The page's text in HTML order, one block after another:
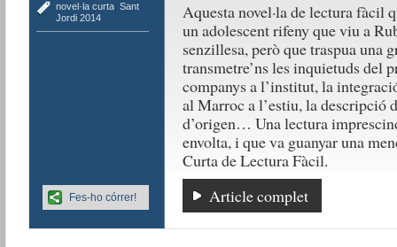
novel·la curta, Sant
Jordi 2014
Aquesta novel·la de lectura fàcil
un adolescent rifeny que viu a
senzillesa, però que traspua una
transmetre’ns les inquietuds del
companys a l’institut, la
al Marroc a l’estiu, la descripció
d’origen… Una lectura
envolta, i que va guanyar una
Curta de Lectura Fàcil.
Article complet
Fes-ho córrer!